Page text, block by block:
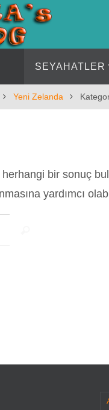
SEYAHATLER
Yeni Zelanda
bir sonuç
yardımcı